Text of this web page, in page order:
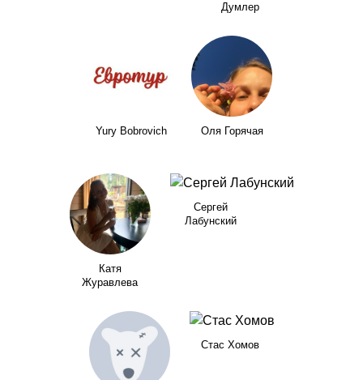
Думлер
Yury Bobrovich Оля Горячая
Катя
Журавлева
Сергей
Лабунский
Стас Хомов